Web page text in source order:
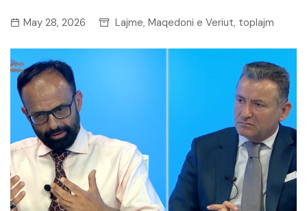
May 28, 2026 Lajme, Maqedoni e Veriut, toplajm